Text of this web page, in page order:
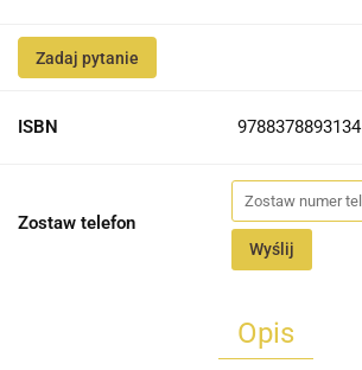
Zadaj pytanie
ISBN 9788378893134
Zostaw telefon
Wyślij
Opis